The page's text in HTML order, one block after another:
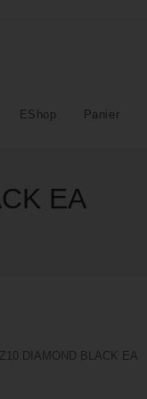
EShop Panier
EA
Z10 DIAMOND BLACK EA